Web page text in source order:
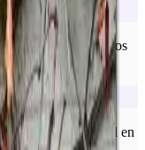
Implementamos
cumplimiento para
visibilidad en